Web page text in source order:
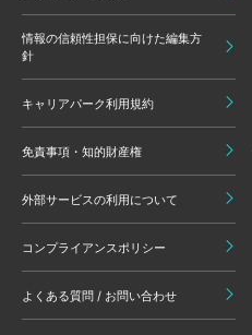
情報の信頼性担保に向けた編集方
針
キャリアパーク利用規約
免責事項・知的財産権
外部サービスの利用について
コンプライアンスポリシー
よくある質問 / お問い合わせ